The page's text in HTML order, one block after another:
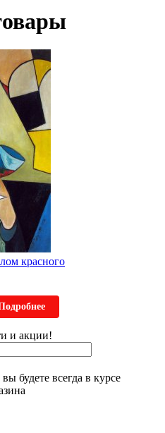
красного
и акции!
будете всегда в курсе